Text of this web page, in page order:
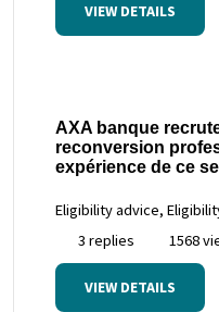
VIEW DETAILS
AXA banque
reconversion
expérience de ce
Eligibility advice,
3 replies
1568
VIEW DETAILS